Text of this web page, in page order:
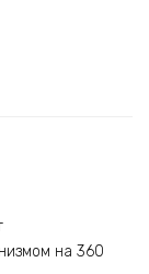
на 360